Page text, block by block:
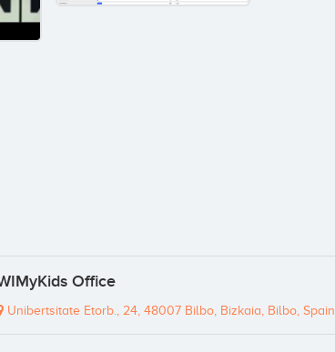
Office
Unibertsitate Etorb., 24, 48007 Bilbo, Bizkaia, Bilbo, Spain